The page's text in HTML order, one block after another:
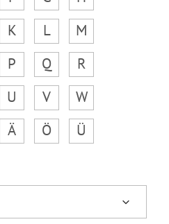
K L
M
P Q
R
U V
W
Ä Ö
Ü